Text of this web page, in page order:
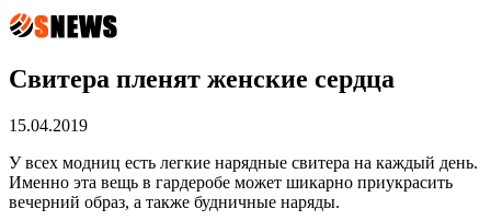
Свитера пленят женские сердца
15.04.2019
У всех модниц есть легкие нарядные свитера на каждый день.
Именно эта вещь в гардеробе может шикарно приукрасить
вечерний образ, а также будничные наряды.